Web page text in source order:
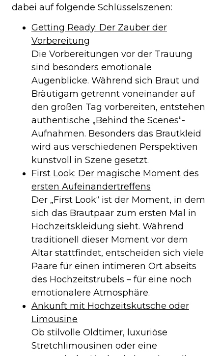
dabei auf folgende Schlüsselszenen:
Getting Ready: Der Zauber der
Vorbereitung
Die Vorbereitungen vor der Trauung
sind besonders emotionale
Augenblicke. Während sich Braut und
Bräutigam getrennt voneinander auf
den großen Tag vorbereiten, entstehen
authentische „Behind the Scenes“-
Aufnahmen. Besonders das Brautkleid
wird aus verschiedenen Perspektiven
kunstvoll in Szene gesetzt.
First Look: Der magische Moment des
ersten Aufeinandertreffens
Der „First Look“ ist der Moment, in dem
sich das Brautpaar zum ersten Mal in
Hochzeitskleidung sieht. Während
traditionell dieser Moment vor dem
Altar stattfindet, entscheiden sich viele
Paare für einen intimeren Ort abseits
des Hochzeitstrubels – für eine noch
emotionalere Atmosphäre.
Ankunft mit Hochzeitskutsche oder
Limousine
Ob stilvolle Oldtimer, luxuriöse
Stretchlimousinen oder eine